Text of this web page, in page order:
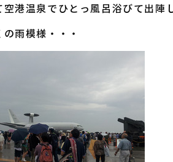
空港温泉でひとっ風呂浴びて出陣
雨模様・・・